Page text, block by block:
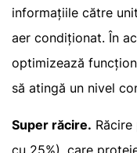
informațiile către
aer condiționat. În
optimizează
să atingă un nivel
Super răcire.
cu 25%), care